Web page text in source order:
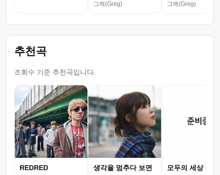
그렉(Greg) 그렉(Greg)
추천곡
조회수 기준 추천곡입니다.
REDRED 생각을 멈추다 보면 모두의 세상 (뮤